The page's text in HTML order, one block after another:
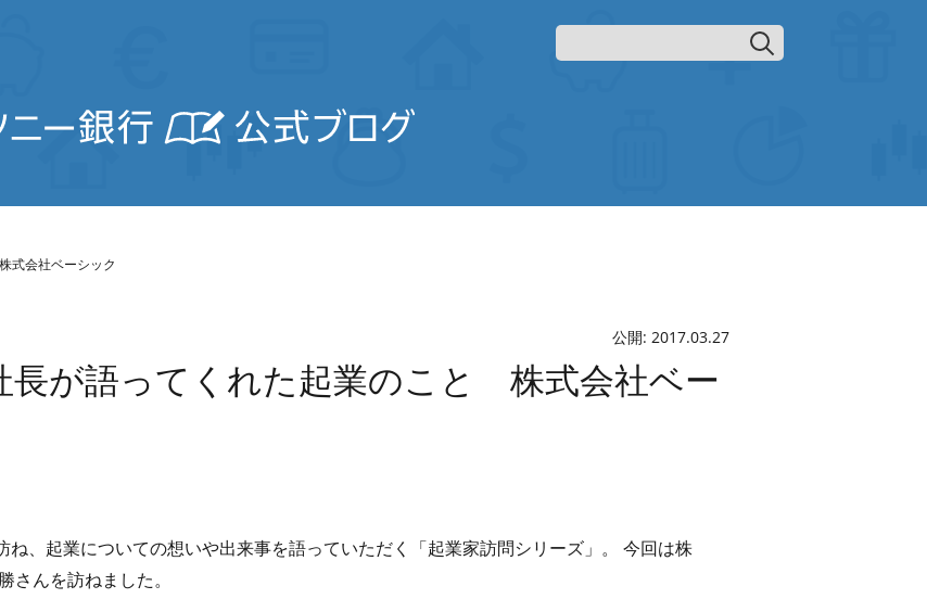
式会社ベーシック
公開: 2017.03.27
長が語ってくれた起業のこと 株式会社ベー
ね、起業についての想いや出来事を語っていただく「起業家訪問シリーズ」。 今回は株
んを訪ねました。